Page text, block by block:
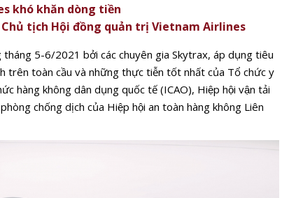
khó khăn dòng tiền
tịch Hội đồng quản trị Vietnam Airlines
5-6/2021 bởi các chuyên gia Skytrax, áp dụng tiêu
trên toàn cầu và những thực tiễn tốt nhất của Tổ chức y
hàng không dân dụng quốc tế (ICAO), Hiệp hội vận tải
chống dịch của Hiệp hội an toàn hàng không Liên